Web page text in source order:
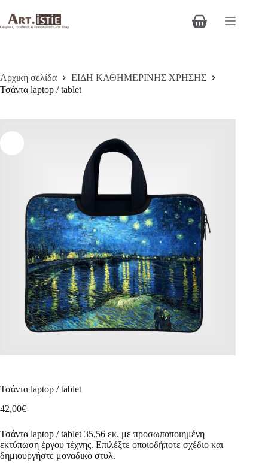
στο
περιεχόμενο
Καλάθι
Αρχική σελίδα
ΕΙΔΗ ΚΑΘΗΜΕΡΙΝΗΣ ΧΡΗΣΗΣ
Τσάντα laptop / tablet
Τσάντα laptop / tablet
42,00€
Τσάντα laptop / tablet 35,56 εκ. με προσωποποιημένη
εκτύπωση έργου τέχνης. Επιλέξτε οποιοδήποτε σχέδιο και
δημιουργήστε μοναδικό στυλ.